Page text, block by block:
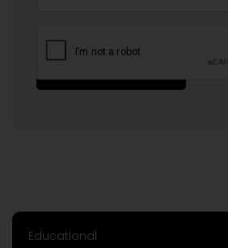
Educational